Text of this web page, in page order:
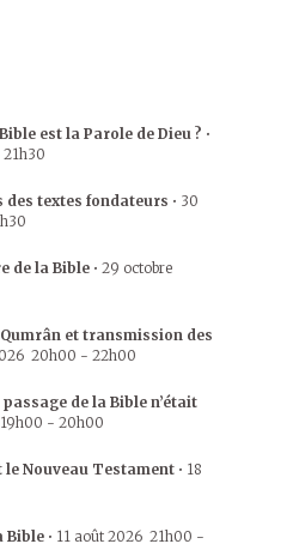
est la Parole de Dieu ? •
21h30
des textes fondateurs • 30
de la Bible • 29 octobre
et transmission des
20h00 - 22h00
de la Bible n’était
19h00 - 20h00
le Nouveau Testament • 18
Bible • 11 août 2026 21h00 -